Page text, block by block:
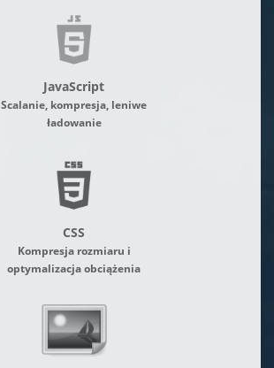
JavaScript
Scalanie, kompresja, leniwe
ładowanie
CSS
Kompresja rozmiaru i
optymalizacja obciążenia